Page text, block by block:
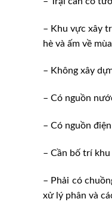
– Khu vực xây
hè và ấm về
– Không xây
– Có nguồn
– Có nguồn
– Cần bố trí
– Phải có
xử lý phân và